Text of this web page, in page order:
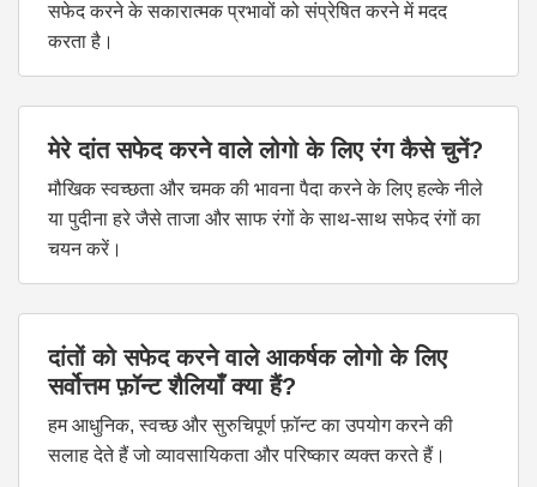
सफेद करने के सकारात्मक प्रभावों को संप्रेषित करने में मदद
करता है।
मेरे दांत सफेद करने वाले लोगो के लिए रंग कैसे चुनें?
मौखिक स्वच्छता और चमक की भावना पैदा करने के लिए हल्के नीले
या पुदीना हरे जैसे ताजा और साफ रंगों के साथ-साथ सफेद रंगों का
चयन करें।
दांतों को सफेद करने वाले आकर्षक लोगो के लिए
सर्वोत्तम फ़ॉन्ट शैलियाँ क्या हैं?
हम आधुनिक, स्वच्छ और सुरुचिपूर्ण फ़ॉन्ट का उपयोग करने की
सलाह देते हैं जो व्यावसायिकता और परिष्कार व्यक्त करते हैं।